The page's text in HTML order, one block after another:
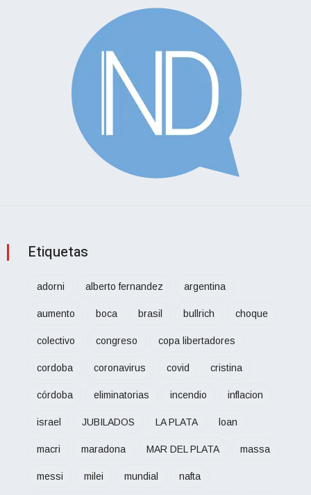
Etiquetas
adorni alberto fernandez argentina
aumento boca brasil bullrich choque
colectivo congreso copa libertadores
cordoba coronavirus covid cristina
córdoba eliminatorias incendio inflacion
israel JUBILADOS LA PLATA loan
macri maradona MAR DEL PLATA massa
messi milei mundial nafta